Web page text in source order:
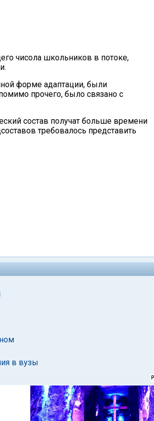
чисола школьников в потоке,
форме адаптации, были
прочего, было связано с
состав получат больше времени
требовалось представить
в вузы